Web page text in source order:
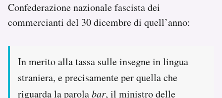
Confederazione nazionale fascista dei
commercianti del 30 dicembre di quell’anno:
In merito alla tassa sulle insegne in lingua
straniera, e precisamente per quella che
riguarda la parolabar, il ministro delle